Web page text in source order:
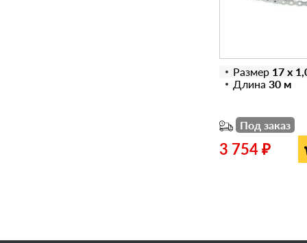
Размер 17 х
Длина 30 м
Под заказ
3 754 ₽